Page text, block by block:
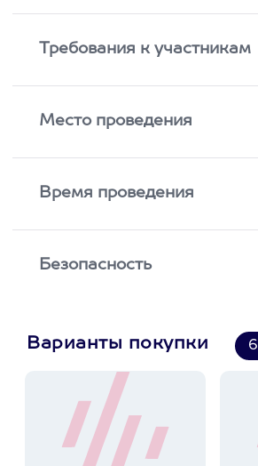
Требования к участникам
Место проведения
Время проведения
Безопасность
Варианты покупки 6